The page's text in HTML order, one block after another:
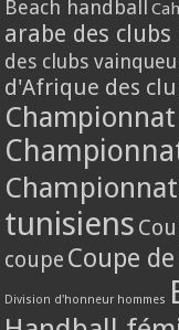
Beach handball
arabe des
des clubs
d'Afrique des
tunisiens
coupe Coupe
Division d'honneur hommes